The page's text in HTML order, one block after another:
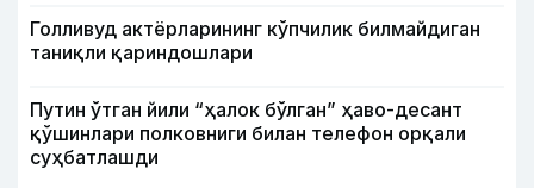
Голливуд актёрларининг кўпчилик билмайдиган
таниқли қариндошлари
Путин ўтган йили “ҳалок бўлган” ҳаво-десант
қўшинлари полковниги билан телефон орқали
суҳбатлашди